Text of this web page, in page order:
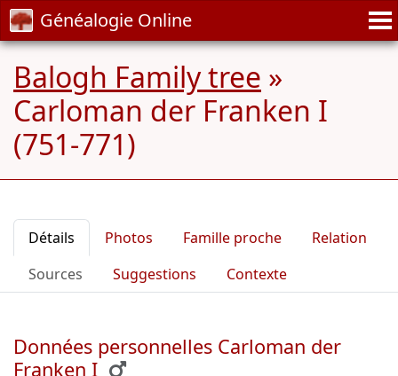
Généalogie Online
Balogh Family tree »
Carloman der Franken I
(751-771)
Détails Photos Famille proche
Relation
Sources
Suggestions Contexte
Données personnelles Carloman der
Franken I